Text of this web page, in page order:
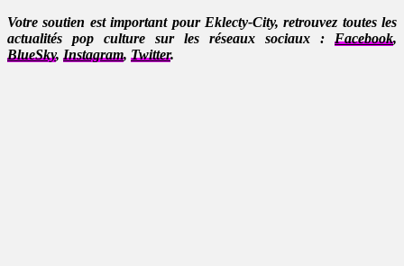
Votre soutien est important pour Eklecty-City, retrouvez toutes les
actualités pop culture sur les réseaux sociaux : Facebook,
BlueSky, Instagram, Twitter.